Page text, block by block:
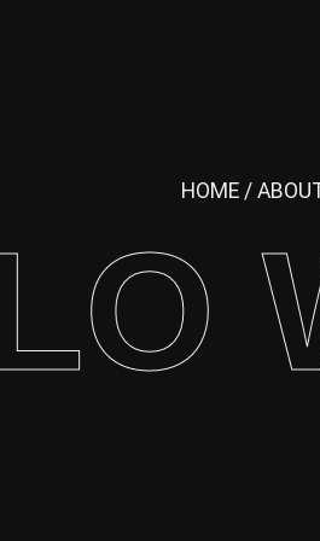
HOME /